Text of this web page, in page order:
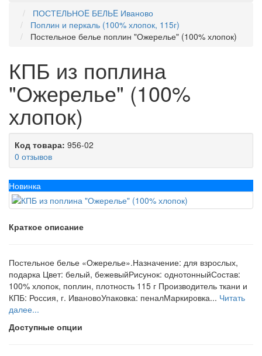
ПОСТЕЛЬНОE БЕЛЬE Иваново
Поплин и перкаль (100% хлопок, 115г)
Постельное белье поплин "Ожерелье" (100% хлопок)
КПБ из поплина
"Ожерелье" (100%
хлопок)
Код товара: 956-02
0 отзывов
Новинка
Краткое описание
Постельное белье «Ожерелье».Назначение: для взрослых,
подарка Цвет: белый, бежевыйРисунок: однотонныйСостав:
100% хлопок, поплин, плотность 115 г Производитель ткани и
КПБ: Россия, г. ИвановоУпаковка: пеналМаркировка... Читать
далее...
Доступные опции